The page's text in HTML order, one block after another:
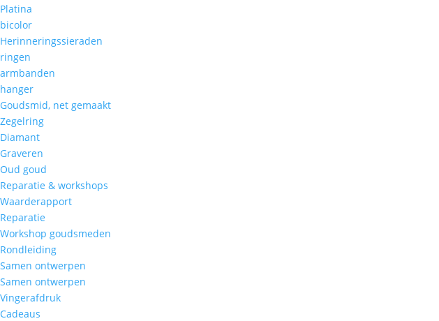
Platina
bicolor
Herinneringssieraden
ringen
armbanden
hanger
Goudsmid, net gemaakt
Zegelring
Diamant
Graveren
Oud goud
Reparatie & workshops
Waarderapport
Reparatie
Workshop goudsmeden
Rondleiding
Samen ontwerpen
Samen ontwerpen
Vingerafdruk
Cadeaus